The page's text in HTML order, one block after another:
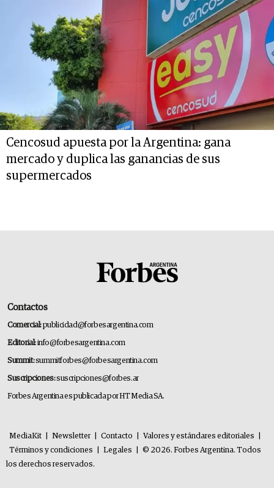
Cencosud apuesta por la Argentina: gana
mercado y duplica las ganancias de sus
supermercados
Contactos
Comercial:publicidad@forbesargentina.com
Editorial:info@forbesargentina.com
Summit:summitforbes@forbesargentina.com
Suscripciones:suscripciones@forbes.ar
Forbes Argentina es publicada por HT Media SA.
MediaKit Newsletter Contacto Valores y estándares editoriales
Términos y condiciones
Legales
© 2026. Forbes Argentina. Todos
los derechos reservados.